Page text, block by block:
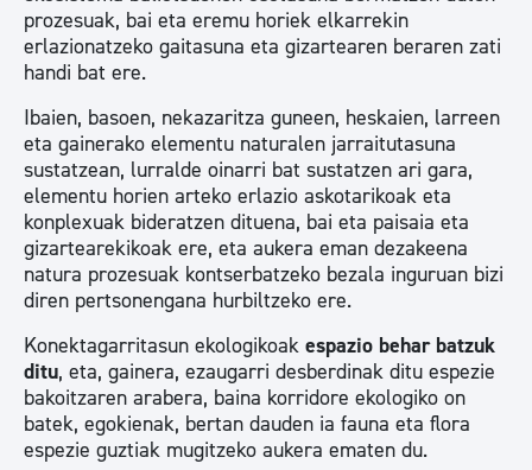
prozesuak, bai eta eremu horiek elkarrekin
erlazionatzeko gaitasuna eta gizartearen beraren zati
handi bat ere.
Ibaien, basoen, nekazaritza guneen, heskaien, larreen
eta gainerako elementu naturalen jarraitutasuna
sustatzean, lurralde oinarri bat sustatzen ari gara,
elementu horien arteko erlazio askotarikoak eta
konplexuak bideratzen dituena, bai eta paisaia eta
gizartearekikoak ere, eta aukera eman dezakeena
natura prozesuak kontserbatzeko bezala inguruan bizi
diren pertsonengana hurbiltzeko ere.
Konektagarritasun ekologikoak espazio behar batzuk
ditu, eta, gainera, ezaugarri desberdinak ditu espezie
bakoitzaren arabera, baina korridore ekologiko on
batek, egokienak, bertan dauden ia fauna eta flora
espezie guztiak mugitzeko aukera ematen du.